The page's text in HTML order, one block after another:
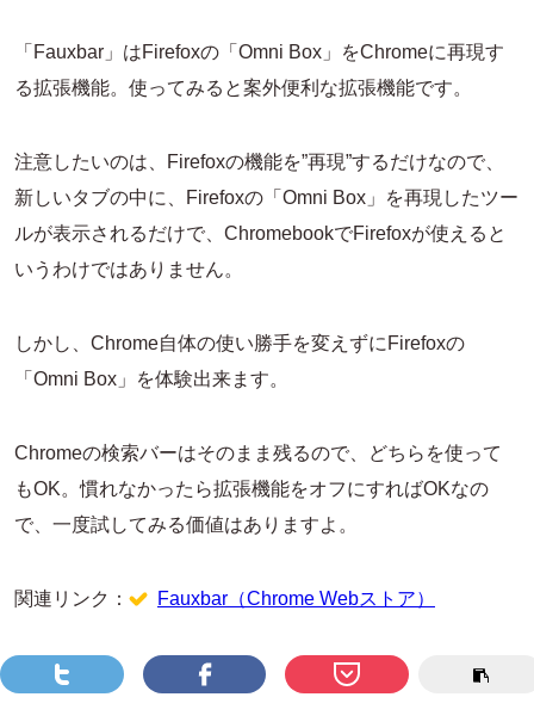
「Fauxbar」はFirefoxの「Omni Box」をChromeに再現す
る拡張機能。使ってみると案外便利な拡張機能です。
注意したいのは、Firefoxの機能を”再現”するだけなので、
新しいタブの中に、Firefoxの「Omni Box」を再現したツー
ルが表示されるだけで、ChromebookでFirefoxが使えると
いうわけではありません。
しかし、Chrome自体の使い勝手を変えずにFirefoxの
「Omni Box」を体験出来ます。
Chromeの検索バーはそのまま残るので、どちらを使って
もOK。慣れなかったら拡張機能をオフにすればOKなの
で、一度試してみる価値はありますよ。
関連リンク： Fauxbar（Chrome Webストア）